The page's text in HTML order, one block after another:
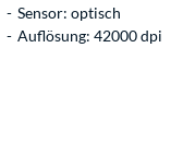
Sensor: optisch
Auflösung: 42000 dpi